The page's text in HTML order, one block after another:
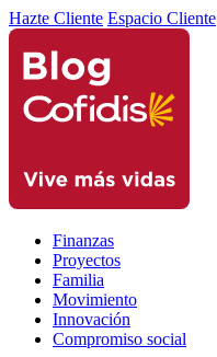
Hazte Cliente Espacio Cliente
Finanzas
Proyectos
Familia
Movimiento
Innovación
Compromiso social